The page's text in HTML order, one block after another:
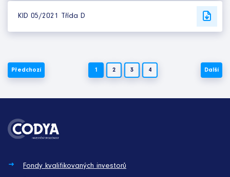
KID 05/2021 Třída D
Předchozí 1 2 3 4 Další
Fondy kvalifikovaných investorů